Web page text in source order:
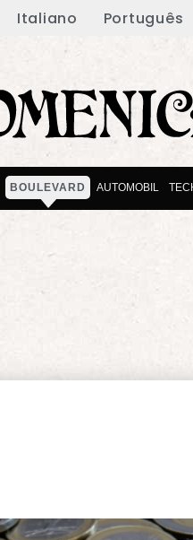
Italiano Português
BOULEVARD AUTOMOBIL